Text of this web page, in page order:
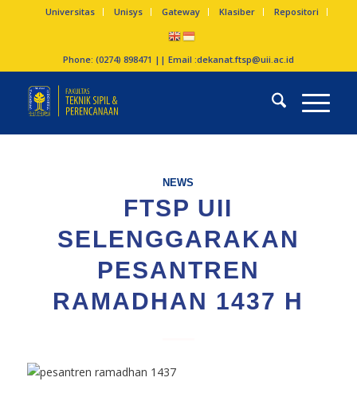
Universitas Unisys Gateway Klasiber Repositori
Phone: (0274) 898471 || Email :dekanat.ftsp@uii.ac.id
NEWS
FTSP UII
SELENGGARAKAN
PESANTREN
RAMADHAN 1437 H